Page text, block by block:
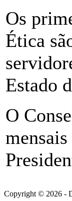
Os
Ética
Estado
O
Copyright © 2026 -